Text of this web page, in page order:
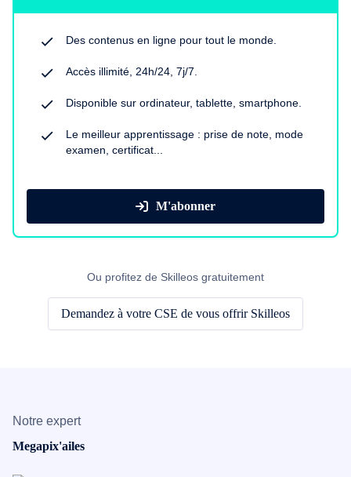
Des contenus en ligne pour tout le monde.
Accès illimité, 24h/24, 7j/7.
Disponible sur ordinateur, tablette, smartphone.
Le meilleur apprentissage : prise de note, mode
examen, certificat...
M'abonner
Ou profitez de Skilleos gratuitement
Demandez à votre CSE de vous offrir Skilleos
Notre expert
Megapix'ailes